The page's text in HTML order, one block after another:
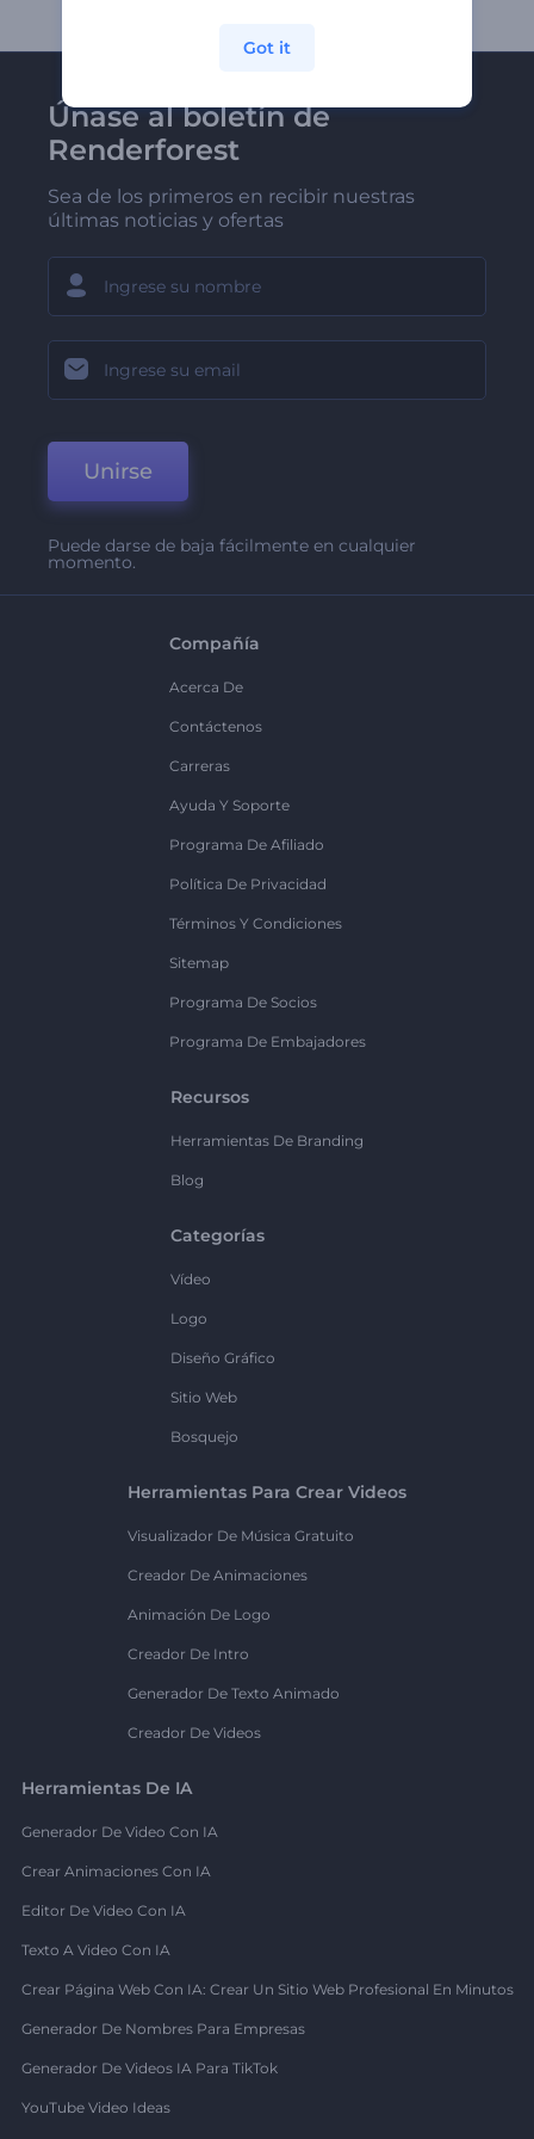
Únase al boletín de
Renderforest
Sea de los primeros en recibir nuestras
últimas noticias y ofertas
Unirse
Puede darse de baja fácilmente en cualquier
momento.
Compañía
Acerca De
Contáctenos
Carreras
Ayuda Y Soporte
Programa De Afiliado
Política De Privacidad
Términos Y Condiciones
Sitemap
Programa De Socios
Programa De Embajadores
Recursos
Herramientas De Branding
Blog
Categorías
Vídeo
Logo
Diseño Gráfico
Sitio Web
Bosquejo
Herramientas Para Crear Videos
Visualizador De Música Gratuito
Creador De Animaciones
Animación De Logo
Creador De Intro
Generador De Texto Animado
Creador De Videos
Herramientas De IA
Generador De Video Con IA
Crear Animaciones Con IA
Editor De Video Con IA
Texto A Video Con IA
Crear Página Web Con IA: Crear Un Sitio Web Profesional En Minutos
Generador De Nombres Para Empresas
Generador De Videos IA Para TikTok
YouTube Video Ideas
Got it